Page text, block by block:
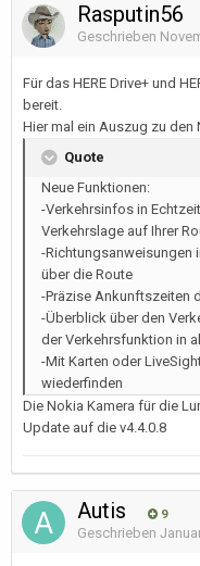
Rasputin56
Geschrieben
Für das HERE Drive+ und
bereit.
Hier mal ein Auszug zu den
Quote
Neue Funktionen:
-Verkehrsinfos in
Verkehrslage auf Ihrer
-Richtungsanweisungen
über die Route
-Präzise Ankunftszeiten
-Überblick über den
der Verkehrsfunktion in
-Mit Karten oder
wiederfinden
Die Nokia Kamera für die
Update auf die v4.4.0.8
Autis 9
Geschrieben